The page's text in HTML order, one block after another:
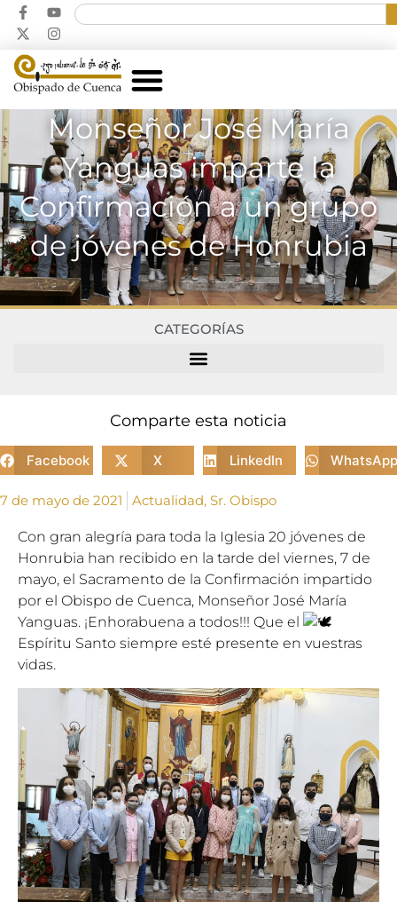
Monseñor José María
Yanguas imparte la
Confirmación a un grupo
de jóvenes de Honrubia
CATEGORÍAS
Comparte esta noticia
Facebook X LinkedIn WhatsApp
7 de mayo de 2021 Actualidad, Sr. Obispo
Con gran alegría para toda la Iglesia 20 jóvenes de
Honrubia han recibido en la tarde del viernes, 7 de
mayo, el Sacramento de la Confirmación impartido
por el Obispo de Cuenca, Monseñor José María
Yanguas. ¡Enhorabuena a todos!!! Que el
Espíritu Santo siempre esté presente en vuestras
vidas.